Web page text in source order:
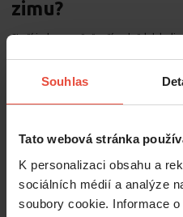
Souhlas
Tato webová stránka
K personalizaci obsahu a
sociálních médií a analýze
soubory cookie. Informace
zimu?
Stačí jednou ročně, případně kdykoli
Proč se
vyplatí
Správně nastavenáplastová okna v
zlepšit tepelný komfort doma a
a jednoduché seřízení – a teplo